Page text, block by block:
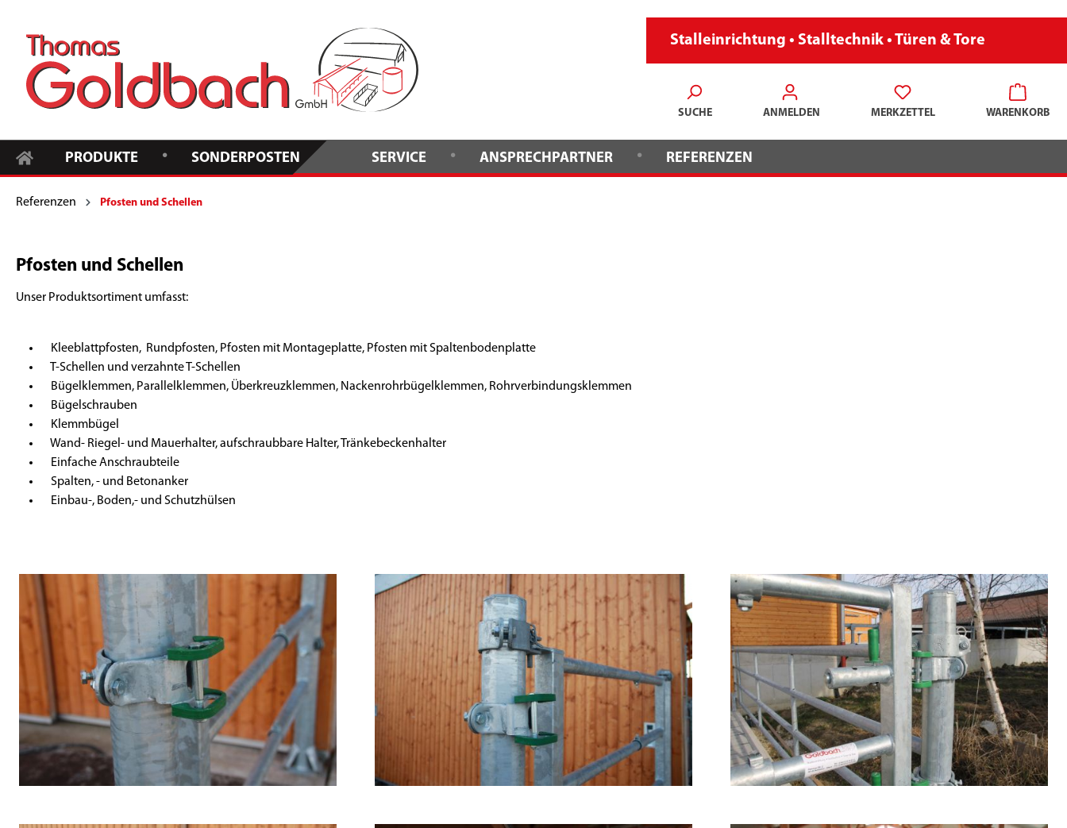
Stalleinrichtung • Stalltechnik • Türen & Tore
SUCHE ANMELDEN MERKZETTEL WARENKORB
PRODUKTE • SONDERPOSTEN SERVICE • ANSPRECHPARTNER • REFERENZEN
Referenzen Pfosten und Schellen
Pfosten und Schellen
Unser Produktsortiment umfasst:
Kleeblattpfosten, Rundpfosten, Pfosten mit Montageplatte, Pfosten mit Spaltenbodenplatte
T-Schellen und verzahnte T-Schellen
Bügelklemmen, Parallelklemmen, Überkreuzklemmen, Nackenrohrbügelklemmen, Rohrverbindungsklemmen
Bügelschrauben
Klemmbügel
Wand- Riegel- und Mauerhalter, aufschraubbare Halter, Tränkebeckenhalter
Einfache Anschraubteile
Spalten, - und Betonanker
Einbau-, Boden,- und Schutzhülsen